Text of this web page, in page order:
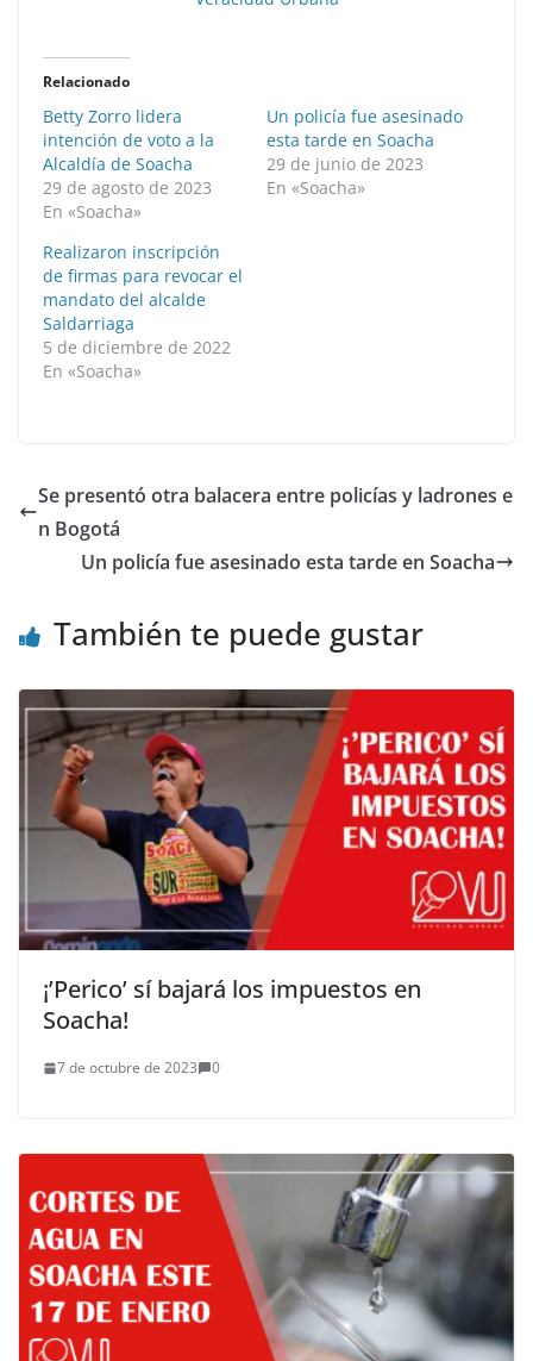
Relacionado
Betty Zorro lidera
intención de voto a la
Alcaldía de Soacha
29 de agosto de 2023
En «Soacha»
Un policía fue asesinado
esta tarde en Soacha
29 de junio de 2023
En «Soacha»
Realizaron inscripción
de firmas para revocar el
mandato del alcalde
Saldarriaga
5 de diciembre de 2022
En «Soacha»
Se presentó otra balacera entre policías y ladrones e
n Bogotá
Un policía fue asesinado esta tarde en Soacha
También te puede gustar
¡’Perico’ sí bajará los impuestos en
Soacha!
7 de octubre de 2023 0